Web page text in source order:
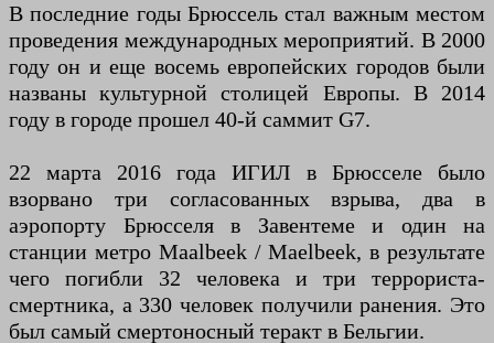
В последние годы Брюссель стал важным местом
проведения международных мероприятий. В 2000
году он и еще восемь европейских городов были
названы культурной столицей Европы. В 2014
году в городе прошел 40-й саммит G7.
22 марта 2016 года ИГИЛ в Брюсселе было
взорвано три согласованных взрыва, два в
аэропорту Брюсселя в Завентеме и один на
станции метро Maalbeek / Maelbeek, в результате
чего погибли 32 человека и три террориста-
смертника, а 330 человек получили ранения. Это
был самый смертоносный теракт в Бельгии.